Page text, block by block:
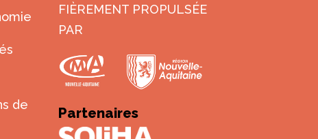
de
FIÈREMENT PROPULSÉE
PAR
Partenaires